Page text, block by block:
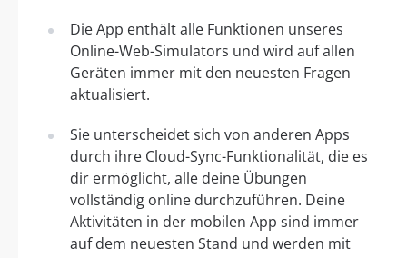
Die App enthält alle Funktionen unseres
Online-Web-Simulators und wird auf allen
Geräten immer mit den neuesten Fragen
aktualisiert.
Sie unterscheidet sich von anderen Apps
durch ihre Cloud-Sync-Funktionalität, die es
dir ermöglicht, alle deine Übungen
vollständig online durchzuführen. Deine
Aktivitäten in der mobilen App sind immer
auf dem neuesten Stand und werden mit